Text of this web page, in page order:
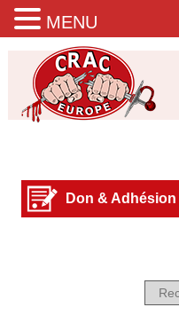
Don & Adhésion
MENU